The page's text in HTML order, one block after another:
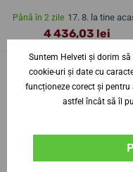
Până în 2 zile 17. 8. la tine
4 436,03 lei
Suntem Helveti și dorim
cookie-uri și date cu
funcționeze corect și pentru
astfel încât să îl